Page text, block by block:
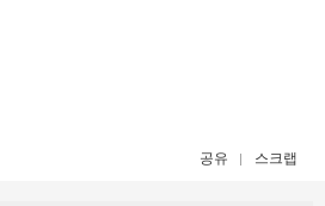
공유 스크랩